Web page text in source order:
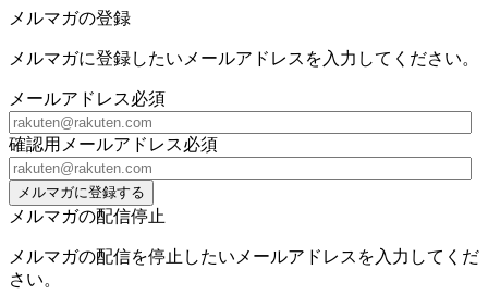
メルマガの登録
メルマガに登録したいメールアドレスを入力してください。
メールアドレス必須
確認用メールアドレス必須
メルマガに登録する
メルマガの配信停止
メルマガの配信を停止したいメールアドレスを入力してくだ
さい。